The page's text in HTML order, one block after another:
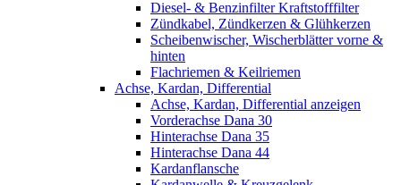
Diesel- & Benzinfilter Kraftstofffilter
Zündkabel, Zündkerzen & Glühkerzen
Scheibenwischer, Wischerblätter vorne &
hinten
Flachriemen & Keilriemen
Achse, Kardan, Differential
Achse, Kardan, Differential anzeigen
Vorderachse Dana 30
Hinterachse Dana 35
Hinterachse Dana 44
Kardanflansche